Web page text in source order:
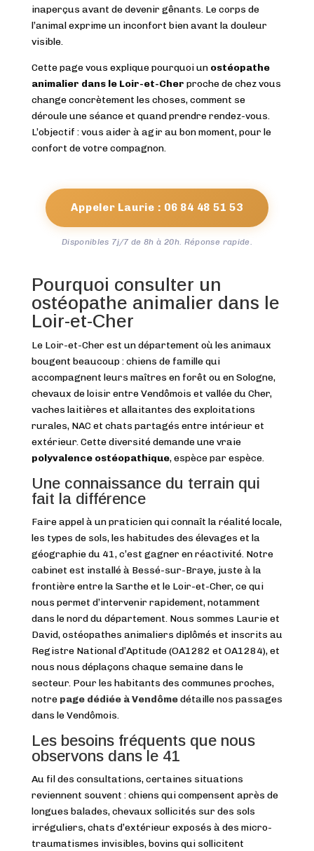
inaperçus avant de devenir gênants. Le corps de
l’animal exprime un inconfort bien avant la douleur
visible.
Cette page vous explique pourquoi un ostéopathe
animalier dans le Loir-et-Cher proche de chez vous
change concrètement les choses, comment se
déroule une séance et quand prendre rendez-vous.
L’objectif : vous aider à agir au bon moment, pour le
confort de votre compagnon.
Appeler Laurie : 06 84 48 51 53
Disponibles 7j/7 de 8h à 20h. Réponse rapide.
Pourquoi consulter un
ostéopathe animalier dans le
Loir-et-Cher
Le Loir-et-Cher est un département où les animaux
bougent beaucoup : chiens de famille qui
accompagnent leurs maîtres en forêt ou en Sologne,
chevaux de loisir entre Vendômois et vallée du Cher,
vaches laitières et allaitantes des exploitations
rurales, NAC et chats partagés entre intérieur et
extérieur. Cette diversité demande une vraie
polyvalence ostéopathique, espèce par espèce.
Une connaissance du terrain qui
fait la différence
Faire appel à un praticien qui connaît la réalité locale,
les types de sols, les habitudes des élevages et la
géographie du 41, c’est gagner en réactivité. Notre
cabinet est installé à Bessé-sur-Braye, juste à la
frontière entre la Sarthe et le Loir-et-Cher, ce qui
nous permet d’intervenir rapidement, notamment
dans le nord du département. Nous sommes Laurie et
David, ostéopathes animaliers diplômés et inscrits au
Registre National d’Aptitude (OA1282 et OA1284), et
nous nous déplaçons chaque semaine dans le
secteur. Pour les habitants des communes proches,
notre page dédiée à Vendômedétaille nos passages
dans le Vendômois.
Les besoins fréquents que nous
observons dans le 41
Au fil des consultations, certaines situations
reviennent souvent : chiens qui compensent après de
longues balades, chevaux sollicités sur des sols
irréguliers, chats d’extérieur exposés à des micro-
traumatismes invisibles, bovins qui sollicitent